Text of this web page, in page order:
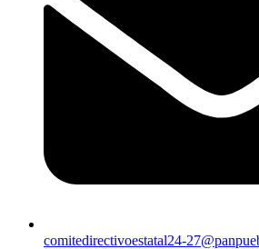
comitedirectivoestatal24-